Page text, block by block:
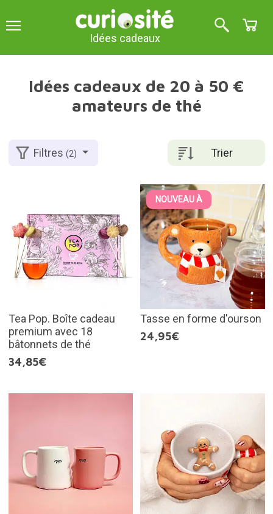
Idées cadeaux
Idées cadeaux de 20 à 50 €
amateurs de thé
Trier
Filtres(2)
Tea Pop. Boîte cadeau
premium avec 18
bâtonnets de thé
34,85€
NOUVEAU À
Tasse en forme d'ourson
24,95€